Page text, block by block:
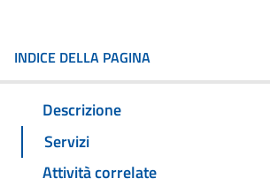
INDICE DELLA PAGINA
Descrizione
Servizi
Attività correlate